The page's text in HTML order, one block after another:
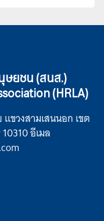
ษยชน (สนส.)
(HRLA)
ขวงสามเสนนอก เขต
อีเมล